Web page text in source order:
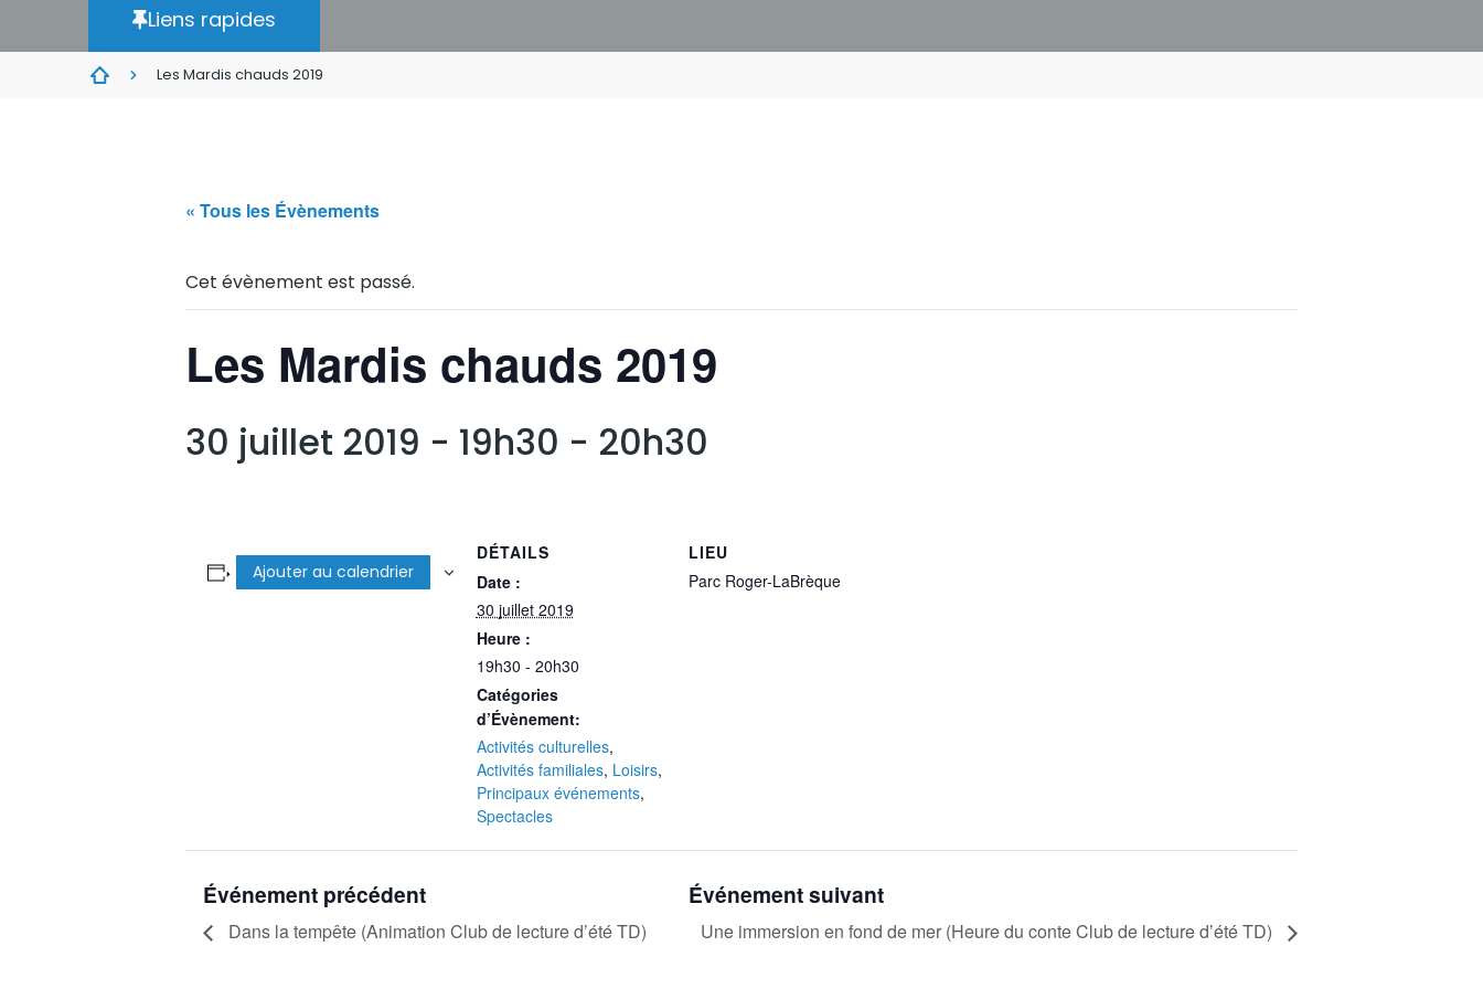
Liens rapides
Les Mardis chauds 2019
« Tous les Évènements
Cet évènement est passé.
Les Mardis chauds 2019
30 juillet 2019 - 19h30 - 20h30
Ajouter au calendrier
DÉTAILS
Date :
30 juillet 2019
Heure :
19h30 - 20h30
Catégories
d’Évènement:
Activités culturelles,
Activités familiales, Loisirs,
Principaux événements,
Spectacles
LIEU
Parc Roger-LaBrèque
Événement précédent
Dans la tempête (Animation Club de lecture d’été TD)
Événement suivant
Une immersion en fond de mer (Heure du conte Club de lecture d’été TD)